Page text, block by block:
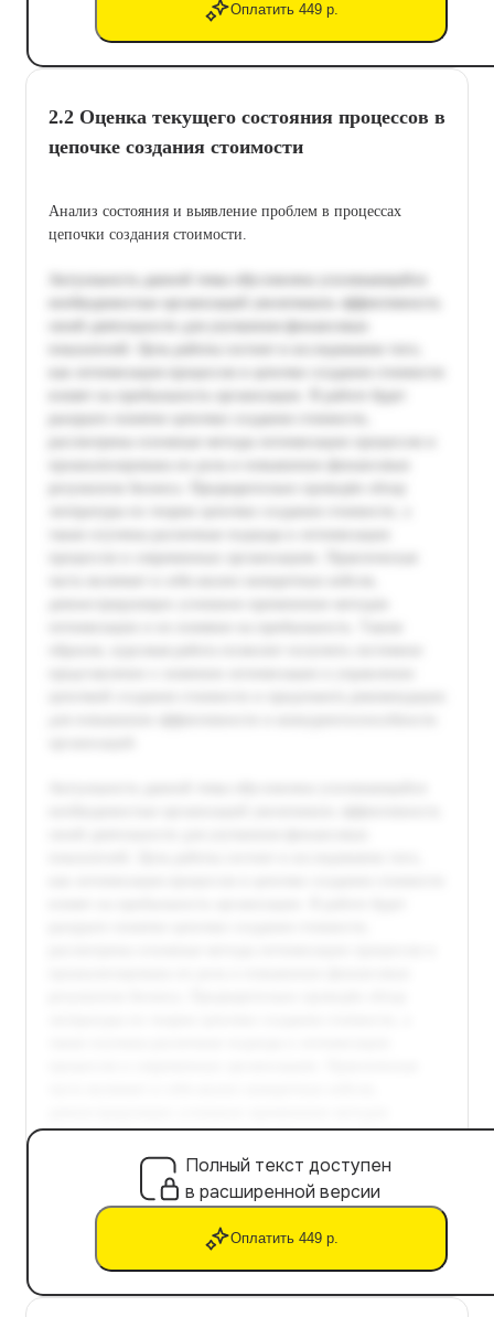
Оплатить 449 р.
2.2 Оценка текущего состояния процессов в
цепочке создания стоимости
Анализ состояния и выявление проблем в процессах
цепочки создания стоимости.
Полный текст доступен
в расширенной версии
Оплатить 449 р.